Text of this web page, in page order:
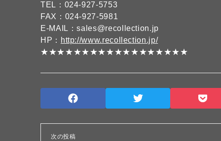
TEL：024-927-5753
FAX：024-927-5981
E-MAIL：sales@recollection.jp
HP： http://www.recollection.jp/
★★★★★★★★★★★★★★★★★★
次の投稿